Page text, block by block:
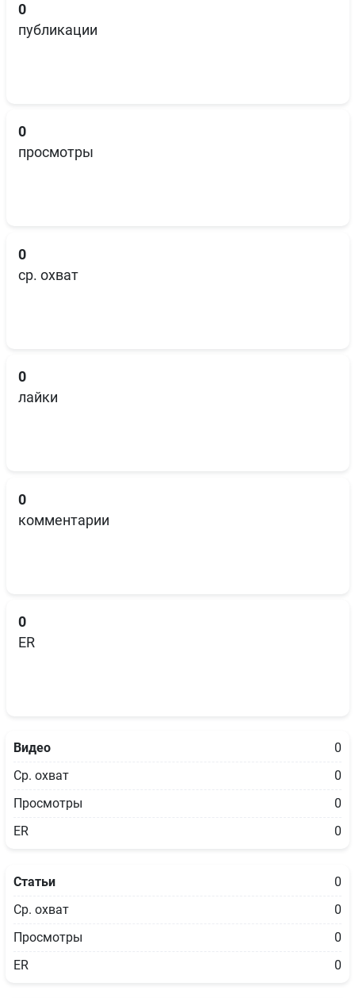
0
публикации
0
просмотры
0
ср. охват
0
лайки
0
комментарии
0
ER
Видео
0
Ср. охват
0
Просмотры
0
ER
0
Статьи
0
Ср. охват
0
Просмотры
0
ER
0